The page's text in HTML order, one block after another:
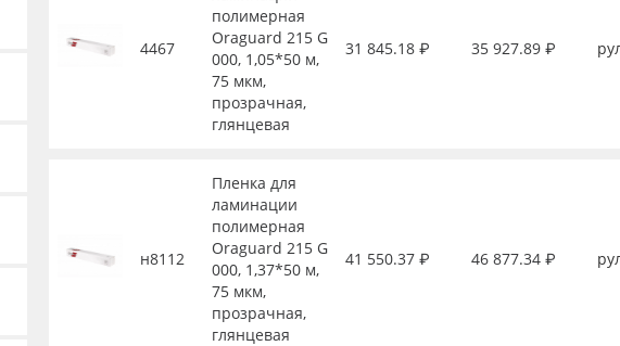
4467
полимерная
Oraguard 215 G
000, 1,05*50 м,
75 мкм,
прозрачная,
глянцевая
31 845.18 ₽ 35 927.89 ₽
н8112
Пленка для
ламинации
полимерная
Oraguard 215 G
000, 1,37*50 м,
75 мкм,
прозрачная,
глянцевая
41 550.37 ₽ 46 877.34 ₽